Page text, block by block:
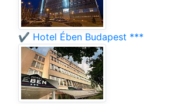
✔️ Hotel Ében Budapest ***